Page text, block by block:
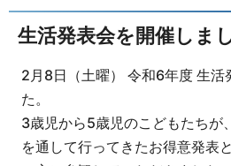
生活発表会を開催しま
2月8日（土曜） 令和6年度 生活
た。
3歳児から5歳児のこどもたちが
を通して行ってきたお得意発表